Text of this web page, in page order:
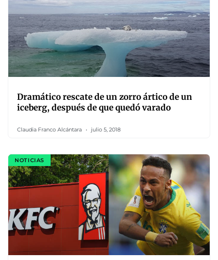
Dramático rescate de un zorro ártico de un
iceberg, después de que quedó varado
Claudia Franco Alcántara julio 5, 2018
NOTICIAS